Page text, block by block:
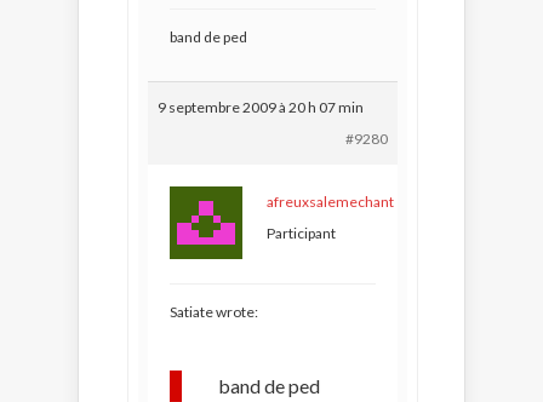
band de ped
9 septembre 2009 à 20 h 07 min
#9280
afreuxsalemechant
Participant
Satiate wrote:
band de ped